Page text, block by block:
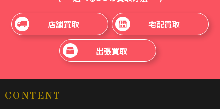
店舗買取 宅配買取
出張買取
CONTENT